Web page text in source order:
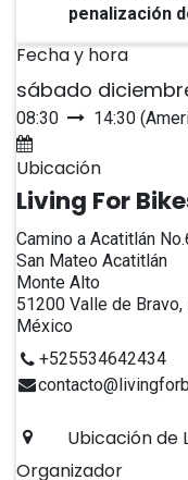
penalización
Fecha y hora
sábado
08:30 14:30 (
Ubicación
Living For
Camino a Acatitlán
San Mateo Acatitlán
Monte Alto
51200 Valle de Bravo,
México
+525534642434
Ubicación de
Organizador